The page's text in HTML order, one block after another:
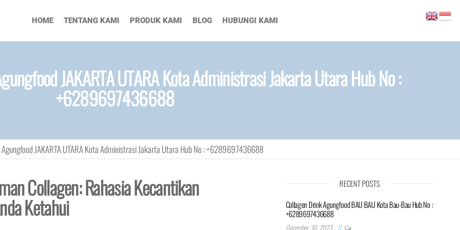
HOME TENTANG KAMI PRODUK KAMI BLOG HUBUNGI KAMI
JAKARTA UTARA Kota Administrasi Jakarta Utara Hub No :
+6289697436688
JAKARTA UTARA Kota Administrasi Jakarta Utara Hub No : +6289697436688
Collagen: Rahasia Kecantikan
Ketahui
RECENT POSTS
Collagen Drink Agungfood BAU BAU Kota Bau-Bau Hub No :
+6289697436688
December 30, 2023 0